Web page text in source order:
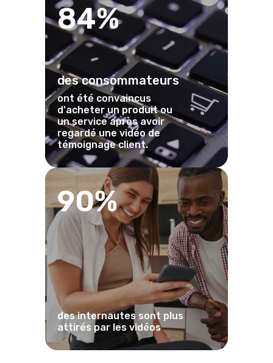
84%
des consommateurs
ont été convaincus
d'acheter un produit ou
un service après avoir
regardé une vidéo de
témoignage client.
90%
des internautes sont plus
attirés par les vidéos